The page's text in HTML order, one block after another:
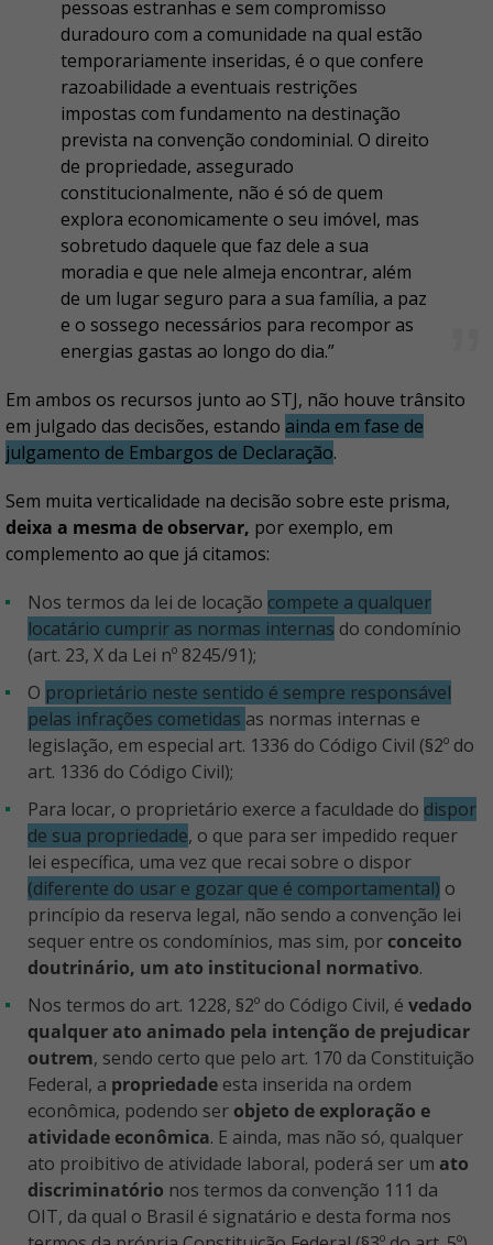
pessoas estranhas e sem compromisso
duradouro com a comunidade na qual estão
temporariamente inseridas, é o que confere
razoabilidade a eventuais restrições
impostas com fundamento na destinação
prevista na convenção condominial. O direito
de propriedade, assegurado
constitucionalmente, não é só de quem
explora economicamente o seu imóvel, mas
sobretudo daquele que faz dele a sua
moradia e que nele almeja encontrar, além
de um lugar seguro para a sua família, a paz
e o sossego necessários para recompor as
energias gastas ao longo do dia.”
Em ambos os recursos junto ao STJ, não houve trânsito
em julgado das decisões, estando ainda em fase de
julgamento de Embargos de Declaração.
Sem muita verticalidade na decisão sobre este prisma,
deixa a mesma de observar, por exemplo, em
complemento ao que já citamos:
Nos termos da lei de locação compete a qualquer
locatário cumprir as normas internas do condomínio
(art. 23, X da Lei nº 8245/91);
proprietário neste sentido é sempre responsável
pelas infrações cometidas as normas internas e
legislação, em especial art. 1336 do Código Civil (§2º do
art. 1336 do Código Civil);
Para locar, o proprietário exerce a faculdade do dispor
de sua propriedade, o que para ser impedido requer
lei específica, uma vez que recai sobre o dispor
(diferente do usar e gozar que é comportamental) o
princípio da reserva legal, não sendo a convenção lei
sequer entre os condomínios, mas sim, por conceito
doutrinário, um ato institucional normativo.
Nos termos do art. 1228, §2º do Código Civil, é vedado
qualquer ato animado pela intenção de prejudicar
outrem, sendo certo que pelo art. 170 da Constituição
Federal, a propriedade esta inserida na ordem
econômica, podendo ser objeto de exploração e
atividade econômica. E ainda, mas não só, qualquer
ato proibitivo de atividade laboral, poderá ser um ato
discriminatório nos termos da convenção 111 da
OIT, da qual o Brasil é signatário e desta forma nos